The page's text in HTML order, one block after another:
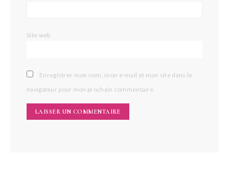
Site web
Enregistrer mon nom, mon e-mail et mon site dans le
navigateur pour mon prochain commentaire.